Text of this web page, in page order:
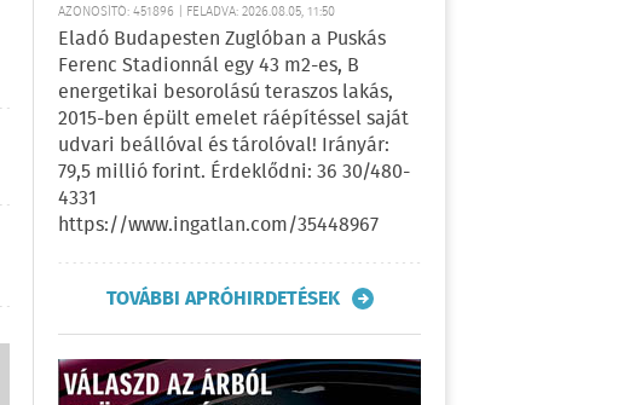
AZONOSÍTÓ: 451896 | FELADVA: 2026.08.05, 11:50
Eladó Budapesten Zuglóban a Puskás
Ferenc Stadionnál egy 43 m2-es, B
energetikai besorolású teraszos lakás,
2015-ben épült emelet ráépítéssel saját
udvari beállóval és tárolóval! Irányár:
79,5 millió forint. Érdeklődni: 36 30/480-
4331
https://www.ingatlan.com/35448967
TOVÁBBI APRÓHIRDETÉSEK